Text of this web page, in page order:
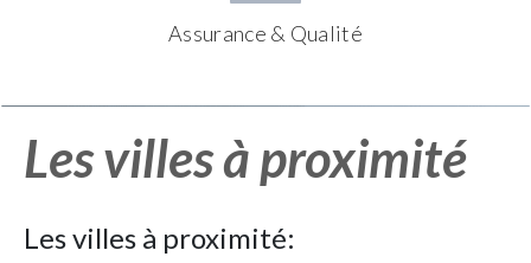
Assurance & Qualité
Les villes à proximité
Les villes à proximité: